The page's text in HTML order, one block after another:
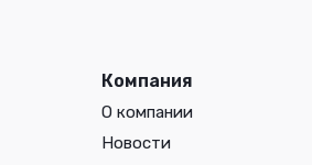
Компания
О компании
Новости